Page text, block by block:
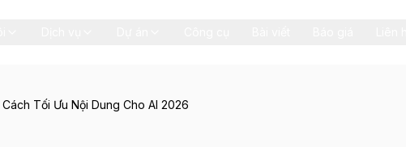
Cách Tối Ưu Nội Dung Cho AI 2026